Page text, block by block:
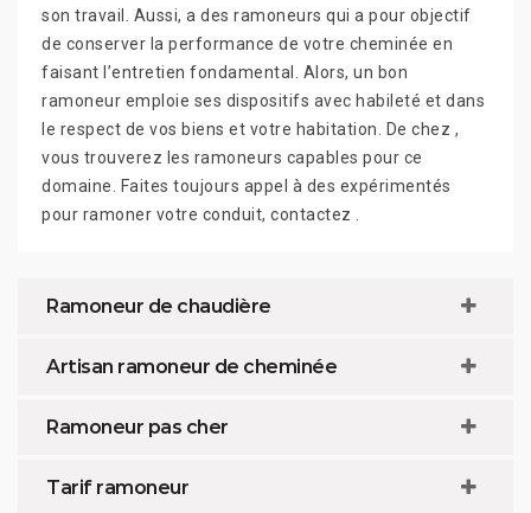
son travail. Aussi, a des ramoneurs qui a pour objectif
de conserver la performance de votre cheminée en
faisant l’entretien fondamental. Alors, un bon
ramoneur emploie ses dispositifs avec habileté et dans
le respect de vos biens et votre habitation. De chez ,
vous trouverez les ramoneurs capables pour ce
domaine. Faites toujours appel à des expérimentés
pour ramoner votre conduit, contactez .
Ramoneur de chaudière
Artisan ramoneur de cheminée
Ramoneur pas cher
Tarif ramoneur